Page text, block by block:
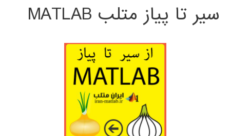
سیر تا پیاز متلب MATLAB